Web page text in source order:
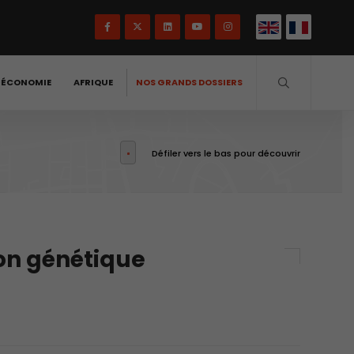
AFRIQUE NOS GRANDS DOSSIERS
Défiler vers le bas pour découvrir
génétique